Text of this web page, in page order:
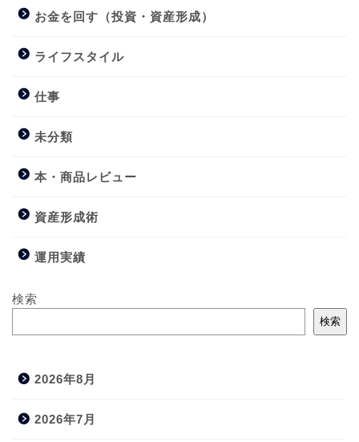
お金を回す（投資・資産形成）
ライフスタイル
仕事
未分類
本・商品レビュー
資産形成術
運用実績
検索
検索
2026年8月
2026年7月